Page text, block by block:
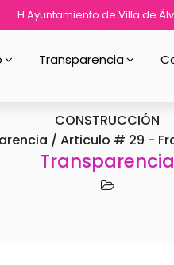
H Ayuntamiento de Villa de
Transparencia
CONSTRUCCIÓN
/ Articulo # 29 -
Transparencia